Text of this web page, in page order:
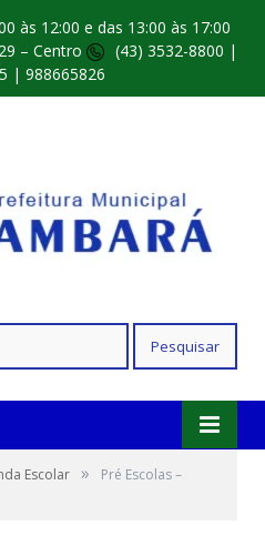
às 12:00 e das 13:00 às 17:00
– Centro
(43) 3532-8800 |
| 988665826
Escolar »
Pré Escolas –